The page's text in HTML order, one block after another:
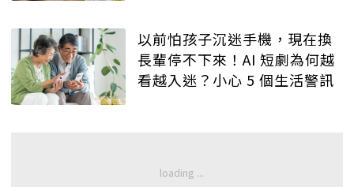
以前怕孩子沉迷手機，現在換
長輩停不下來！AI 短劇為何越
看越入迷？小心 5 個生活警訊